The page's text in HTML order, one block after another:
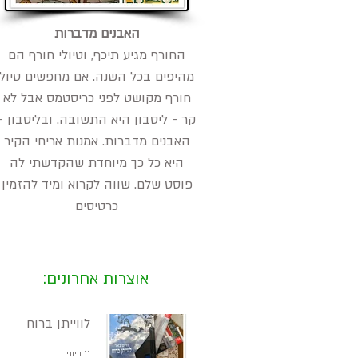
האבנים מדברות
החורף מגיע תיכף, וטיולי חורף הם
מהיפים בכל השנה. אם מחפשים טיול
חורף מקושט לפני כריסטמס אבל לא
קר - ליסבון היא התשובה. ובליסבון
האבנים מדברות. אמנות אריחי הקיר
היא כל כך מיוחדת שהקדשתי לה
פוסט שלם. שווה לקרוא ומיד להזמין
כרטיסים
אוצרות אחרונים:
לווייתן ברוח
11 ביוני